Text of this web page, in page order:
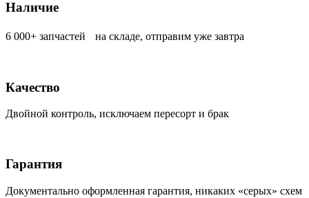
Наличие
6 000+ запчастей на складе, отправим уже завтра
Качество
Двойной контроль, исключаем пересорт и брак
Гарантия
Документально оформленная гарантия, никаких «серых» схем